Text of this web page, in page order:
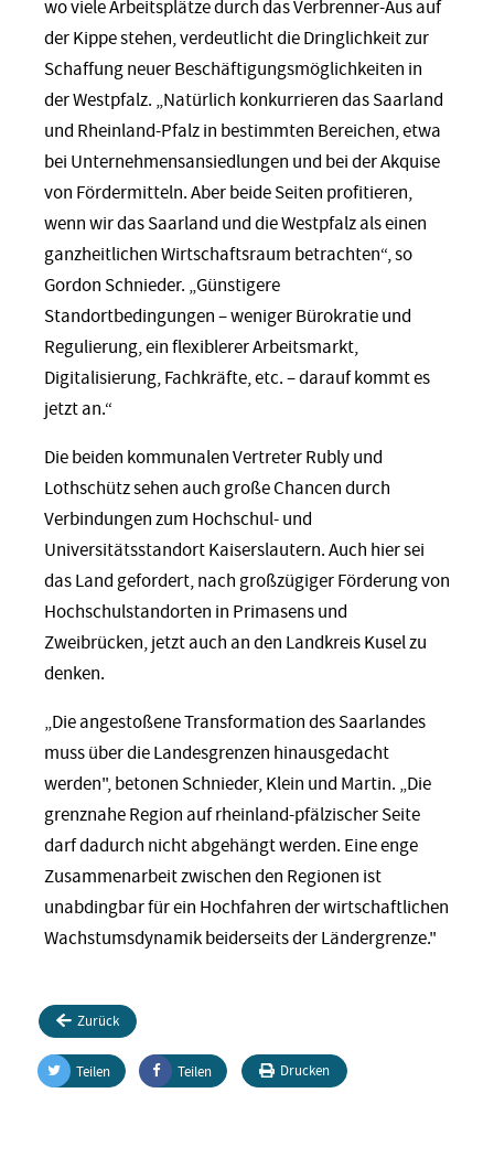
wo viele Arbeitsplätze durch das Verbrenner-Aus auf
der Kippe stehen, verdeutlicht die Dringlichkeit zur
Schaffung neuer Beschäftigungsmöglichkeiten in
der Westpfalz. „Natürlich konkurrieren das Saarland
und Rheinland-Pfalz in bestimmten Bereichen, etwa
bei Unternehmensansiedlungen und bei der Akquise
von Fördermitteln. Aber beide Seiten profitieren,
wenn wir das Saarland und die Westpfalz als einen
ganzheitlichen Wirtschaftsraum betrachten“, so
Gordon Schnieder. „Günstigere
Standortbedingungen – weniger Bürokratie und
Regulierung, ein flexiblerer Arbeitsmarkt,
Digitalisierung, Fachkräfte, etc. – darauf kommt es
jetzt an.“
Die beiden kommunalen Vertreter Rubly und
Lothschütz sehen auch große Chancen durch
Verbindungen zum Hochschul- und
Universitätsstandort Kaiserslautern. Auch hier sei
das Land gefordert, nach großzügiger Förderung von
Hochschulstandorten in Primasens und
Zweibrücken, jetzt auch an den Landkreis Kusel zu
denken.
„Die angestoßene Transformation des Saarlandes
muss über die Landesgrenzen hinausgedacht
werden", betonen Schnieder, Klein und Martin. „Die
grenznahe Region auf rheinland-pfälzischer Seite
darf dadurch nicht abgehängt werden. Eine enge
Zusammenarbeit zwischen den Regionen ist
unabdingbar für ein Hochfahren der wirtschaftlichen
Wachstumsdynamik beiderseits der Ländergrenze."
Zurück
Teilen Teilen Drucken